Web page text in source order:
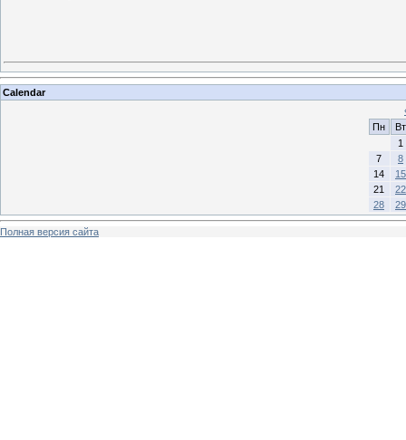
Calendar
Пн
Вт
1
7
8
14
15
21
22
28
29
Полная версия сайта